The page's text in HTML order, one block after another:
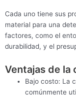
Cada uno tiene sus
material para una
factores, como el
durabilidad, y el
Ventajas de la
Bajo costo: La
comúnmente